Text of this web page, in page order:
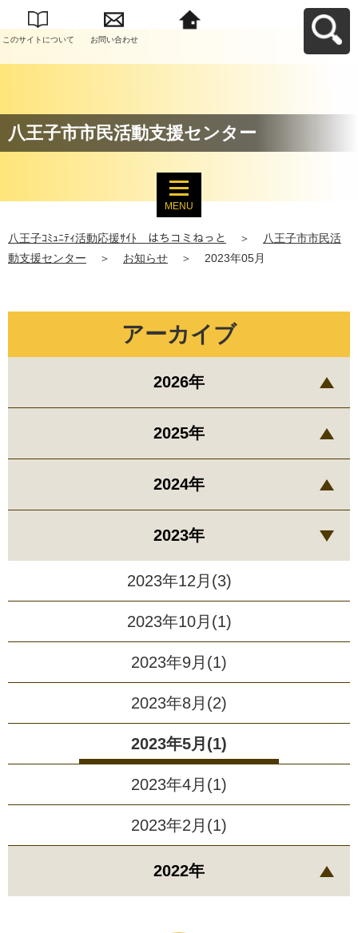
このサイトについて お問い合わせ
八王子市市民活動支援センター
MENU
八王子ｺﾐｭﾆﾃｨ活動応援ｻｲﾄ はちコミねっと ＞
八王子市市民活
動支援センター
＞ お知らせ ＞ 2023年05月
アーカイブ
2026年
2025年
2024年
2023年
2023年12月(3)
2023年10月(1)
2023年9月(1)
2023年8月(2)
2023年5月(1)
2023年4月(1)
2023年2月(1)
2022年